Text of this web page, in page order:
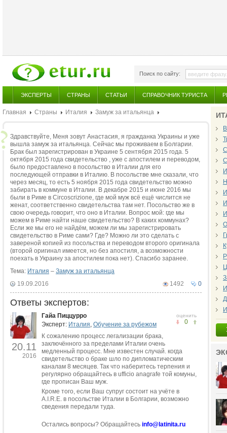
Поиск по сайту:
ЭКСПЕРТЫ СТРАНЫ СТАТЬИ СПРАВОЧНИК ТУРИСТА
Главная Страны Италия Замуж за итальянца
Здравствуйте, Меня зовут Анастасия, я гражданка Украины и уже
вышла замуж за итальянца. Сейчас мы проживаем в Болгарии.
Брак был зарегистрирован в Украине 5 сентября 2015 года. 5
октября 2015 года свидетельство , уже с апостилем и переводом,
было предоставлено в посольство в Италии для его
последующей отправки в Италию. В посольстве мне сказали, что
через месяц, то есть 5 ноября 2015 года свидетельство можно
забирать в коммуне в Италии. В декабре 2015 и июне 2016 мы
были в Риме в Circoscrizione, где мой муж всё ещё числится не
женат, соответственно свидетельства там нет. Посольство же в
свою очередь говорит, что оно в Италии. Вопрос мой: где мы
можем в Риме найти наше свидетельство? В каких коммунах?
Если же мы его не найдём, можем ли мы зарегистрировать
свидетельство в Риме сами? Где? Можно ли это сделать с
завереной копией из посольства и переводом второго оригинала
(второй оригинал имеется, но без апостиля, а возможности
поехать в Украину за апостилем пока нет). Спасибо заранее.
Тема: Италия – Замуж за итальянца
0
1492
19.09.2016
Ответы экспертов:
20.11
2016
оценить
0
Гайа Пиццурро
Эксперт: Италия, Обучение за рубежом
К сожалению процесс легализации брака,
заключённого за пределами Италии очень
медленный процесс. Мне известен случай. когда
свидетельство о браке шло по дипломатическим
каналам 8 месяцев. Так что наберитесь терпения и
регулярно обращайтесь в ufficio anagrafe той комуны,
где прописан Ваш муж.
Кроме того, если Ваш супруг состоит на учёте в
A.I.R.E. в посольстве Италии в Болгарии, возможно
сведения передали туда.
Остались вопросы? Обращайтесь info@latinita.ru